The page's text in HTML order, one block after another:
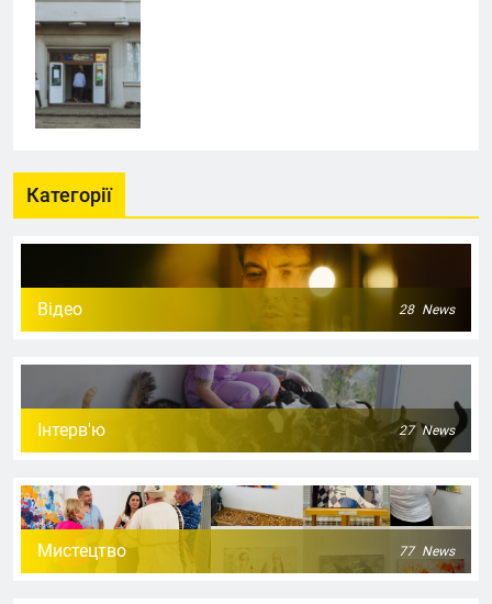
Категорії
Відео 28 News
Інтерв'ю 27 News
Мистецтво 77 News